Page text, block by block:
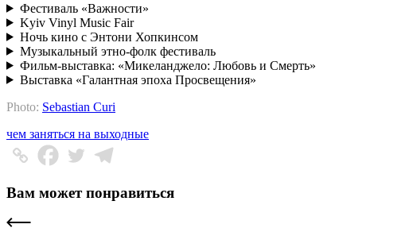
Фестиваль «Важности»
Kyiv Vinyl Music Fair
Ночь кино с Энтони Хопкинсом
Музыкальный этно-фолк фестиваль
Фильм-выставка: «Микеланджело: Любовь и Смерть»
Выставка «Галантная эпоха Просвещения»
Photo: Sebastian Curi
чем заняться на выходные
Вам может понравиться